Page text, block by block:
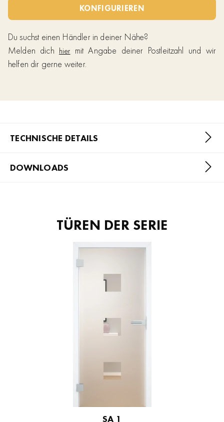
KONFIGURIEREN
Du suchst einen Händler in deiner Nähe?
Melden dich hier mit Angabe deiner Postleitzahl und wir
helfen dir gerne weiter.
TECHNISCHE DETAILS
DOWNLOADS
TÜREN DER SERIE
SA 1